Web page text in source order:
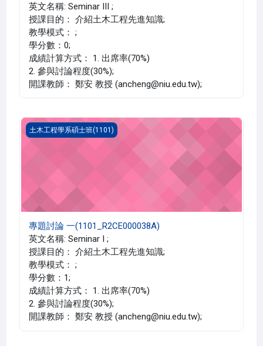
英文名稱: Seminar III ;
授課目的： 介紹土木工程先進知識;
教學模式： ;
學分數：0;
成績計算方式： 1. 出席率(70%)
2. 參與討論程度(30%);
開課教師： 鄭安 教授 (ancheng@niu.edu.tw);
專題討論 一(1101_R2CE000038A)
土木工程學系碩士班(1101)
專題討論 一(1101_R2CE000038A)
英文名稱: Seminar I ;
授課目的： 介紹土木工程先進知識;
教學模式： ;
學分數：1;
成績計算方式： 1. 出席率(70%)
2. 參與討論程度(30%);
開課教師： 鄭安 教授 (ancheng@niu.edu.tw);